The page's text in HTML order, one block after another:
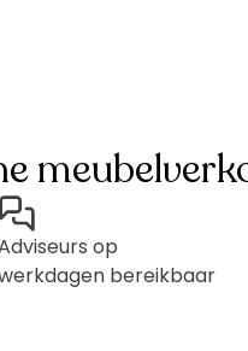
op
bereikbaar